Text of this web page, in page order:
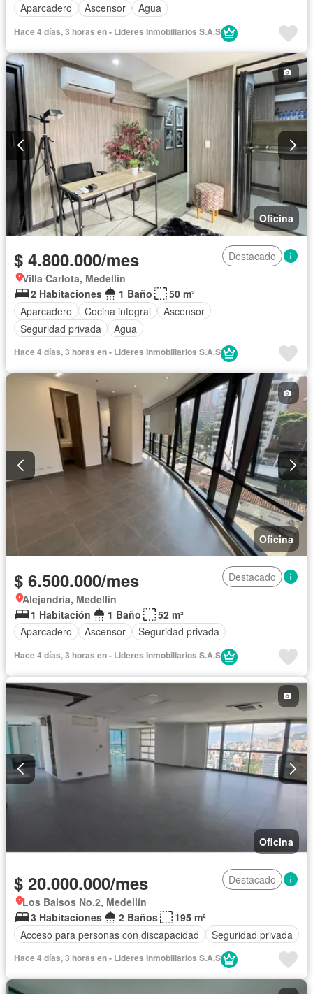
Aparcadero
Ascensor Agua
Hace 4 días, 3 horas en - Lideres Inmobiliarios S.A.S
Oficina
$ 4.800.000/mes
Destacado
Villa Carlota, Medellín
2 Habitaciones
1 Baño
50 m²
Aparcadero
Cocina integral
Ascensor
Seguridad privada
Agua
Hace 4 días, 3 horas en - Lideres Inmobiliarios S.A.S
Oficina
$ 6.500.000/mes
Destacado
Alejandría, Medellín
1 Habitación
1 Baño
52 m²
Aparcadero
Ascensor Seguridad privada
Hace 4 días, 3 horas en - Lideres Inmobiliarios S.A.S
Oficina
$ 20.000.000/mes
Destacado
Los Balsos No.2, Medellín
3 Habitaciones
2 Baños
195 m²
Acceso para personas con discapacidad
Seguridad privada
Hace 4 días, 3 horas en - Lideres Inmobiliarios S.A.S